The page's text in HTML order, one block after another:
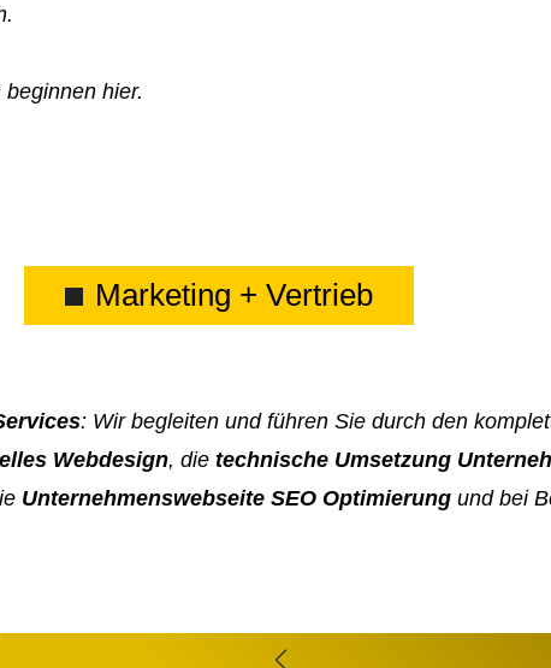
hier.
Marketing + Vertrieb
: Wir begleiten und führen Sie durch den
Webdesign, die technische Umsetzung
Unternehmenswebseite SEO Optimierung und bei